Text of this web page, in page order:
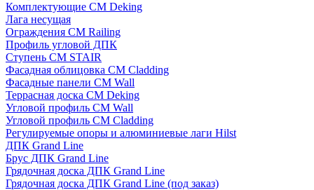
Комплектующие CM Deking
Лага несущая
Ограждения CM Railing
Профиль угловой ДПК
Ступень CM STAIR
Фасадная облицовка CM Cladding
Фасадные панели CM Wall
Террасная доска CM Deking
Угловой профиль CM Wall
Угловой профиль CM Cladding
Регулируемые опоры и алюминиевые лаги Hilst
ДПК Grand Line
Брус ДПК Grand Line
Грядочная доска ДПК Grand Line
Грядочная доска ДПК Grand Line (под заказ)